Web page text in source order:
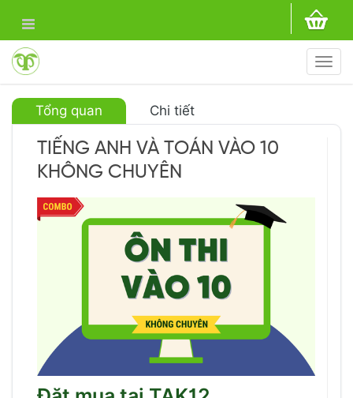
Tổng quan
Chi tiết
TIẾNG ANH VÀ TOÁN VÀO 10
KHÔNG CHUYÊN